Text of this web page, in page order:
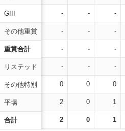
GIII
その他重賞
重賞合計
リステッド
その他特別
平場
合計
- - -
- - -
- - -
- - -
0 0 0
2 0 1
2 0 1